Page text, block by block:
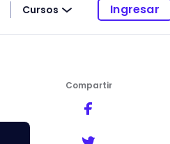
Cursos Ingresar
Compartir